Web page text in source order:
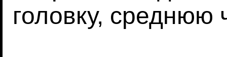
головку, среднюю